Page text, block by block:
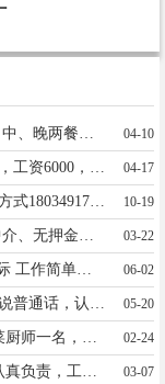
04-10
04-17
求职有没有酒店，饭店招收银员的联系方式18034917356 10-19
03-22
公司急招 出纳一名 位置南中环观澜国际 工作简单轻松 工作时间短 正常节假日 双休 带娃宝妈特别适合 工资面议 联系电话19935146812 杨总 06-02
05-20
02-24
03-07